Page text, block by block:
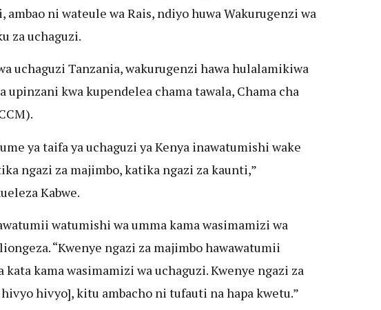
ambao ni wateule wa Rais, ndiyo huwa Wakurugenzi wa
za uchaguzi.
uchaguzi Tanzania, wakurugenzi hawa hulalamikiwa
upinzani kwa kupendelea chama tawala, Chama cha
ya taifa ya uchaguzi ya Kenya inawatumishi wake
ngazi za majimbo, katika ngazi za kaunti,”
Kabwe.
watumishi wa umma kama wasimamizi wa
“Kwenye ngazi za majimbo hawawatumii
kata kama wasimamizi wa uchaguzi. Kwenye ngazi za
hivyo], kitu ambacho ni tufauti na hapa kwetu.”